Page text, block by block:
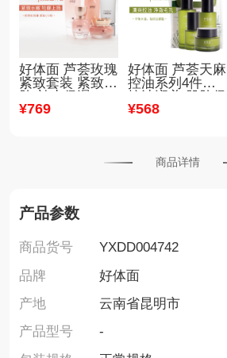
好体面 芦荟玫瑰
紧致套装 紧致肌
肤 补水保湿
¥769
好体面 芦荟天麻
控油系列4件套
控油润养 肌肤保
湿
¥568
商品详情
产品参数
商品货号
YXDD004742
品牌
好体面
产地
云南省昆明市
产品型号
-